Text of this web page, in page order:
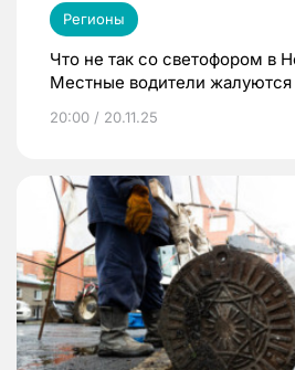
Регионы
Что не так со светофором в
Местные водители жалуются
20:00 / 20.11.25